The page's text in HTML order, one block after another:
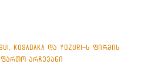
KOSADAKA და YOZURI-ს ფირმის
არჩევანი